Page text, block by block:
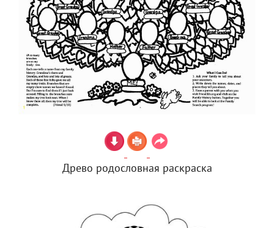
Древо родословная раскраска